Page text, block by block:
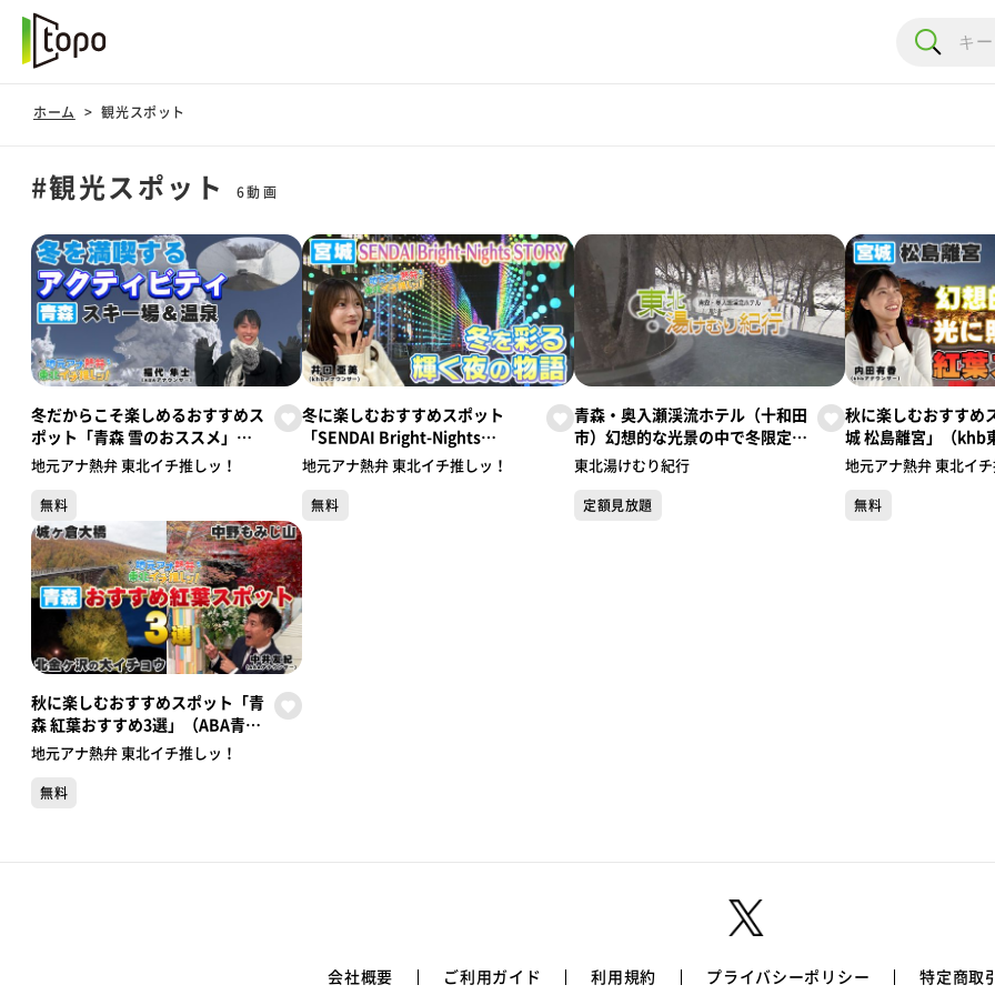
ホーム 観光スポット
#観光スポット 6動画
冬だからこそ楽しめるおすすめス
ポット「青森 雪のおススメ」
（ABA青森朝日放送／福代アナウ
チ推しッ！】
地元アナ熱弁 東北イチ推しッ！
無料
冬に楽しむおすすめスポット
「SENDAI Bright-Nights
STORY」（khb東日本放送／井
弁 東北イチ推しッ！】
地元アナ熱弁 東北イチ推しッ！
無料
青森・奥入瀬渓流ホテル（十和田
市）幻想的な光景の中で冬限定の
露天風呂 ～「東北湯けむり紀
東北湯けむり紀行
定額見放題
秋に楽しむおすすめ
城 松島離宮」（khb
内田アナウンサー）
地元アナ熱弁 東北イチ
無料
秋に楽しむおすすめスポット「青
森 紅葉おすすめ3選」（ABA青森
朝日放送／中井アナウンサー）
ッ！】
地元アナ熱弁 東北イチ推しッ！
無料
会社概要 ご利用ガイド 利用規約 プライバシーポリシー 特定商取